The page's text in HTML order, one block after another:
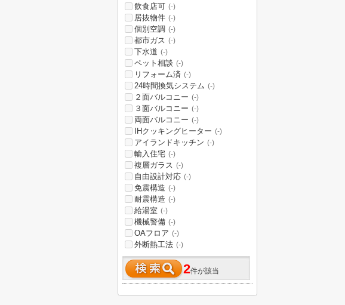
飲食店可 (-)
居抜物件 (-)
個別空調 (-)
都市ガス (-)
下水道 (-)
ペット相談 (-)
リフォーム済 (-)
24時間換気システム (-)
２面バルコニー (-)
３面バルコニー (-)
両面バルコニー (-)
IHクッキングヒーター (-)
アイランドキッチン (-)
輸入住宅 (-)
複層ガラス (-)
自由設計対応 (-)
免震構造 (-)
耐震構造 (-)
給湯室 (-)
機械警備 (-)
OAフロア (-)
外断熱工法 (-)
2件が該当